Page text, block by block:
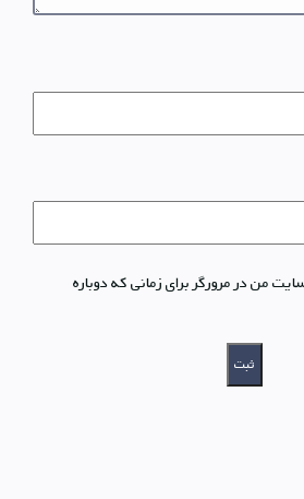
من در مرورگر برای زمانی که دوباره